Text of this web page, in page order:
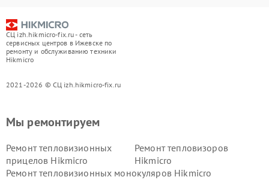
СЦ izh.hikmicro-fix.ru - сеть
сервисных центров в Ижевске по
ремонту и обслуживанию техники
Hikmicro
2021-2026 © СЦ izh.hikmicro-fix.ru
Мы ремонтируем
Ремонт тепловизионных
прицелов Hikmicro
Ремонт тепловизоров
Hikmicro
Ремонт тепловизионных монокуляров Hikmicro